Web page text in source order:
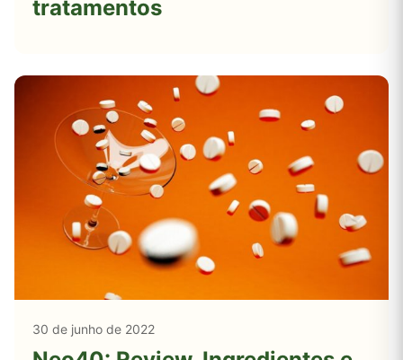
tratamentos
30 de junho de 2022